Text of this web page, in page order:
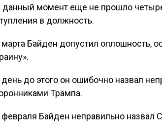
данный момент еще не прошло
в должность.
марта Байден допустил оплошность,
день до этого он ошибочно назвал
Трампа.
февраля Байден неправильно назвал